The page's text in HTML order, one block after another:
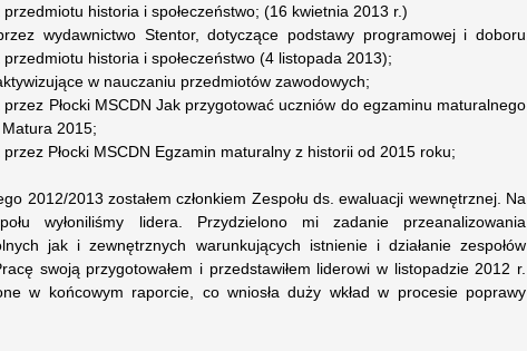
historia i społeczeństwo; (16 kwietnia 2013 r.)
wydawnictwo Stentor, dotyczące podstawy programowej i doboru
historia i społeczeństwo (4 listopada 2013);
w nauczaniu przedmiotów zawodowych;
Płocki MSCDN Jak przygotować uczniów do egzaminu maturalnego
2015;
Płocki MSCDN Egzamin maturalny z historii od 2015 roku;
2012/2013 zostałem członkiem Zespołu ds. ewaluacji wewnętrznej. Na
wyłoniliśmy lidera. Przydzielono mi zadanie przeanalizowania
jak i zewnętrznych warunkujących istnienie i działanie zespołów
swoją przygotowałem i przedstawiłem liderowi w listopadzie 2012 r.
w końcowym raporcie, co wniosła duży wkład w procesie poprawy